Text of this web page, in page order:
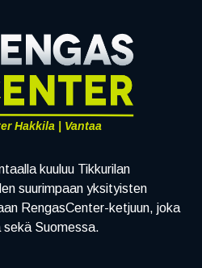
Hakkila | Vantaa
kuuluu Tikkurilan
suurimpaan yksityisten
RengasCenter-ketjuun, joka
Suomessa.